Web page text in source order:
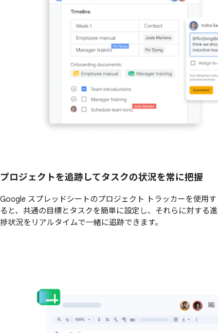
プロジェクトを追跡してタスクの状況を常に把握
Google スプレッドシートのプロジェクト トラッカーを使用す
ると、共通の目標とタスクを簡単に設定し、それらに対する進
捗状況をリアルタイムで一緒に追跡できます。